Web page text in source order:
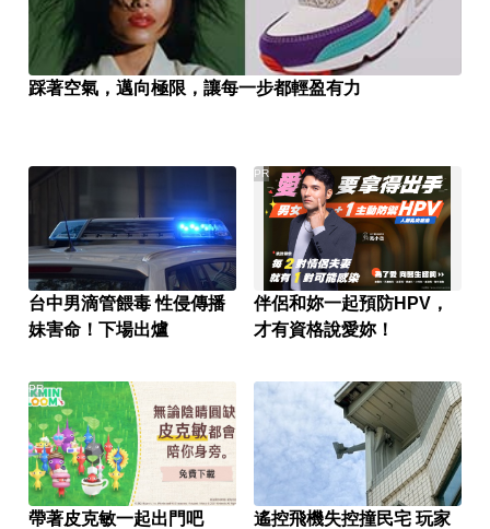
踩著空氣，邁向極限，讓每一步都輕盈有力
台中男滴管餵毒 性侵傳播
妹害命！下場出爐
伴侶和妳一起預防HPV，
才有資格說愛妳！
PR
帶著皮克敏一起出門吧
PR
遙控飛機失控撞民宅 玩家